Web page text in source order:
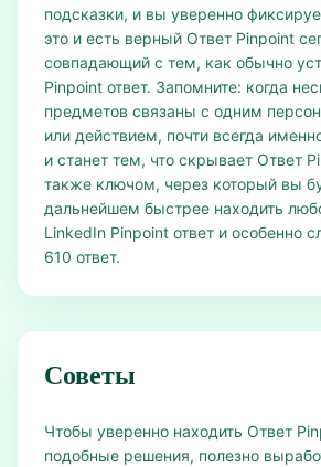
подсказки, и вы уверенно
это и есть верный Ответ Pinpoint
совпадающий с тем, как обычно
Pinpoint ответ. Запомните: когда
предметов связаны с одним
или действием, почти всегда
и станет тем, что скрывает Ответ
также ключом, через который вы
дальнейшем быстрее находить
LinkedIn Pinpoint ответ и особенно
610 ответ.
Советы
Чтобы уверенно находить Ответ
подобные решения, полезно